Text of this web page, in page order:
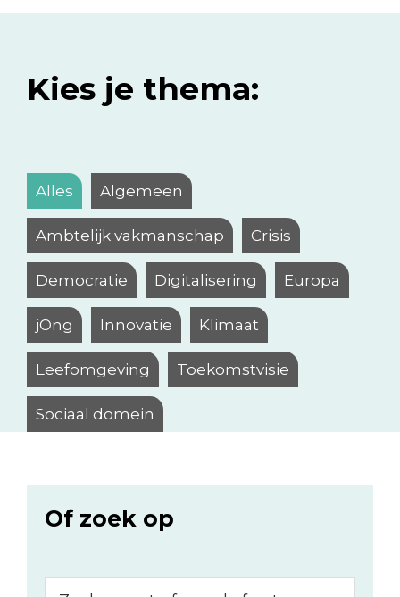
Kies je thema:
Alles Algemeen
Ambtelijk vakmanschap Crisis
Democratie Digitalisering Europa
jOng Innovatie Klimaat
Leefomgeving Toekomstvisie
Sociaal domein
Of zoek op